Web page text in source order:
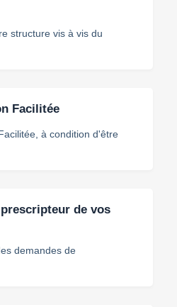
structure vis à vis du
Facilitée
à condition d'être
de vos
demandes de